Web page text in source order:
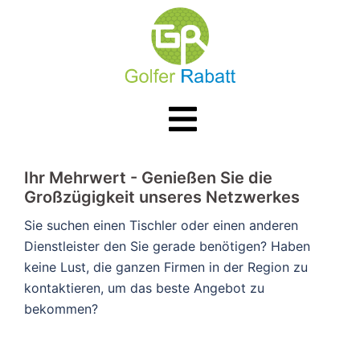
Menü
umschalten
​​Ihr Mehrwert - Genießen Sie die
Großzügigkeit unseres Netzwerkes
Sie suchen einen Tischler oder einen anderen
Dienstleister den Sie gerade benötigen? Haben
keine Lust, die ganzen Firmen in der Region zu
kontaktieren, um das beste Angebot zu
bekommen?